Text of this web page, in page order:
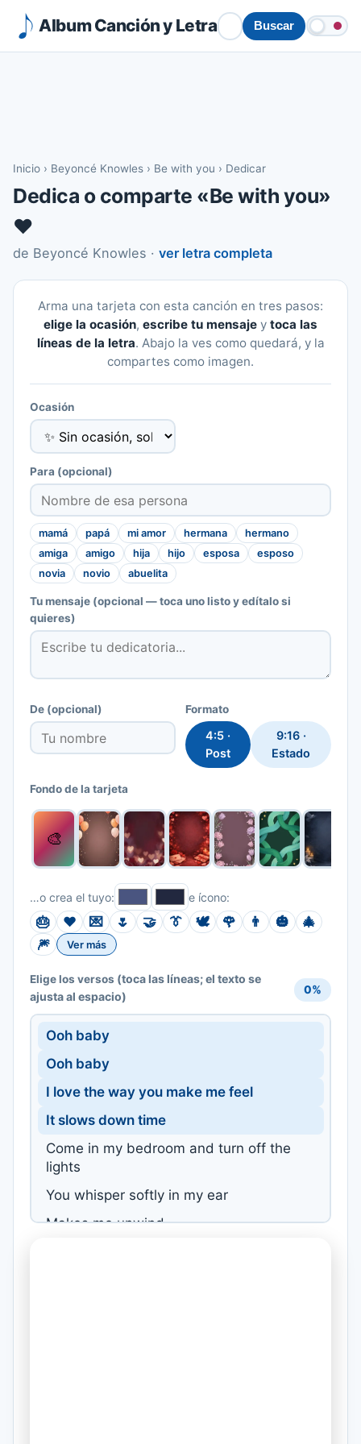
Album Canción y Letra Buscar
Inicio › Beyoncé Knowles › Be with you › Dedicar
Dedica o comparte «Be with you»
❤️
de Beyoncé Knowles · ver letra completa
Arma una tarjeta con esta canción en tres pasos:
elige la ocasión, escribe tu mensaje y toca las
líneas de la letra. Abajo la ves como quedará, y la
compartes como imagen.
Ocasión
Para (opcional)
mamá papá mi amor hermana
hermano
amiga
amigo hija hijo esposa
esposo
novia
novio abuelita
Tu mensaje (opcional — toca uno listo y edítalo si
quieres)
De (opcional) Formato
4:5 ·
Post
9:16 ·
Estado
Fondo de la tarjeta
🎨
…o crea el tuyo: e ícono:
🎂 ❤️ 💌 🌷 🤝 👔 🕊️ 🌹 👨 🎃
🎄
🎆
Ver más
Elige los versos (toca las líneas; el texto se
ajusta al espacio)
0%
Ooh baby
Ooh baby
I love the way you make me feel
It slows down time
Come in my bedroom and turn off the
lights
You whisper softly in my ear
Makes me unwind